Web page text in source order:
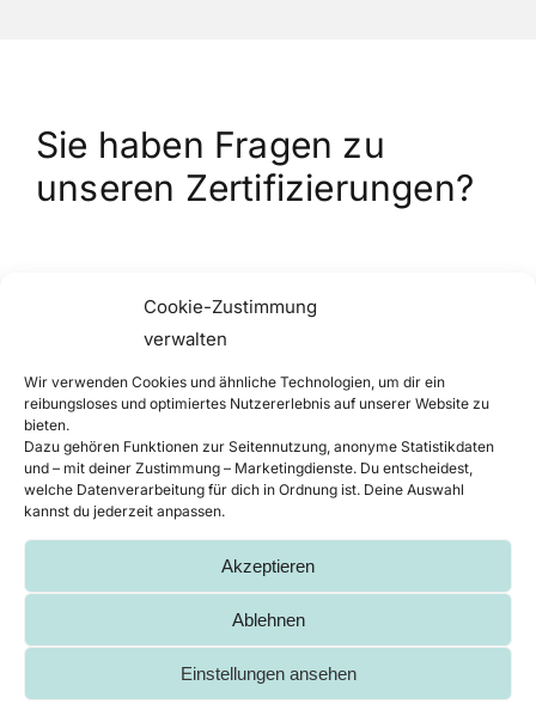
Cookie-Zustimmung
verwalten
Wir verwenden Cookies und ähnliche Technologien, um dir ein
reibungsloses und optimiertes Nutzererlebnis auf unserer Website zu
bieten.
Dazu gehören Funktionen zur Seitennutzung, anonyme Statistikdaten
und – mit deiner Zustimmung – Marketingdienste. Du entscheidest,
welche Datenverarbeitung für dich in Ordnung ist. Deine Auswahl
kannst du jederzeit anpassen.
Akzeptieren
Ablehnen
Einstellungen ansehen
Sie haben Fragen zu
unseren Zertifizierungen?
Sie erreichen unseren Vertrieb zu unseren
Geschäftszeiten unter der Nummer: